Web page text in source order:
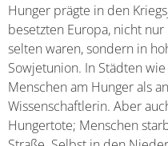
Hunger prägte in den
besetzten Europa, nicht
selten waren, sondern in
Sowjetunion. In Städten
Menschen am Hunger als
Wissenschaftlerin. Aber
Hungertote; Menschen